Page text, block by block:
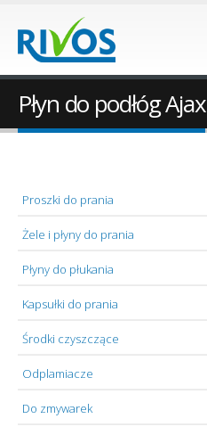
Płyn do podłóg Ajax
Proszki do prania
Żele i płyny do prania
Płyny do płukania
Kapsułki do prania
Środki czyszczące
Odplamiacze
Do zmywarek